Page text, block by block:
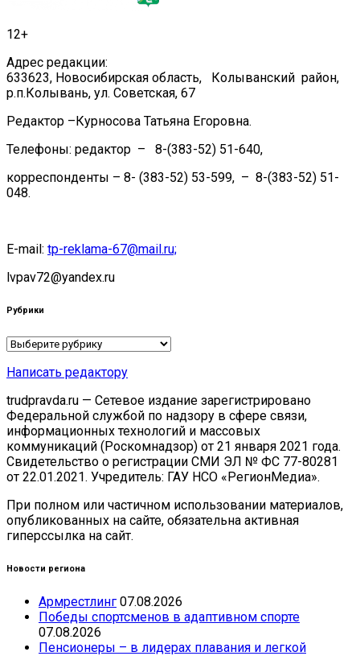
12+
Адрес редакции:
633623, Новосибирская область, Колыванский район,
р.п.Колывань, ул. Советская, 67
Редактор –Курносова Татьяна Егоровна.
Телефоны: редактор – 8-(383-52) 51-640,
корреспонденты – 8- (383-52) 53-599, – 8-(383-52) 51-
048.
E-mail: tp-reklama-67@mail.ru;
lvpav72@yandex.ru
Рубрики
Рубрики
Написать редактору
trudpravda.ru — Сетевое издание зарегистрировано
Федеральной службой по надзору в сфере связи,
информационных технологий и массовых
коммуникаций (Роскомнадзор) от 21 января 2021 года.
Свидетельство о регистрации СМИ ЭЛ № ФС 77-80281
от 22.01.2021. Учредитель: ГАУ НСО «РегионМедиа».
При полном или частичном использовании материалов,
опубликованных на сайте, обязательна активная
гиперссылка на сайт.
Новости региона
Армрестлинг 07.08.2026
Победы спортсменов в адаптивном спорте
07.08.2026
Пенсионеры – в лидерах плавания и легкой